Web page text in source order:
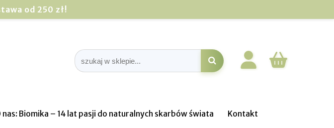
od 250 zł!
nas: Biomika – 14 lat pasji do naturalnych skarbów świata Kontakt